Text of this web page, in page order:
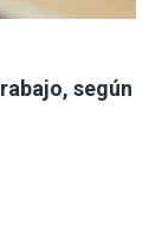
según